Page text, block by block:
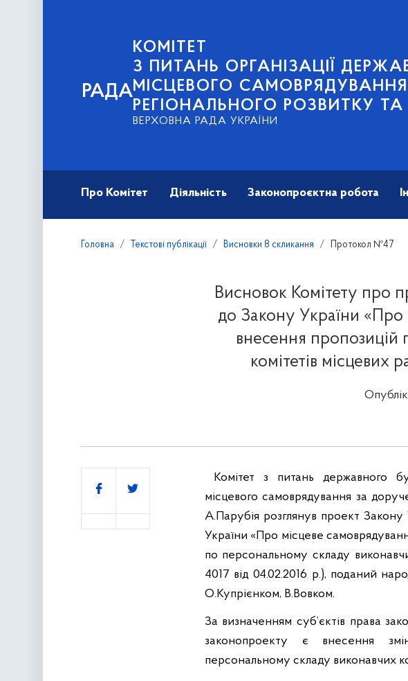
РАДА
КОМІТЕТ
З ПИТАНЬ ОРГАНІЗАЦІЇ
МІСЦЕВОГО
РЕГІОНАЛЬНОГО РОЗВИТКУ
ВЕРХОВНА РАДА УКРАЇНИ
Про Комітет Діяльність Законопроєктна робота
Головна Текстові публікації Висновки 8 скликання Протокол №47
Висновок Комітету про
до Закону України «Про
внесення
комітетів місцевих
Комітет з питань державного
місцевого самоврядування за
А.Парубія розглянув проект
України «Про місцеве
по персональному складу
4017 від 04.02.2016 р.), поданий
О.Купрієнком, В.Вовком.
За визначенням суб’єктів права
законопроекту є внесення
персональному складу виконавчих
Поділитись